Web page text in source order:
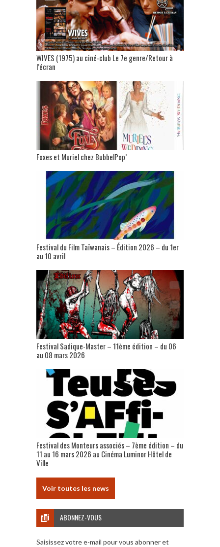
WIVES (1975) au ciné-club Le 7e genre/Retour à
l’écran
Foxes et Muriel chez BubbelPop’
Festival du Film Taïwanais – Édition 2026 – du 1er
au 10 avril
Festival Sadique-Master – 11ème édition – du 06
au 08 mars 2026
Festival des Monteurs associés – 7ème édition – du
11 au 16 mars 2026 au Cinéma Luminor Hôtel de
Ville
Voir toutes les news
ABONNEZ-VOUS
Saisissez votre e-mail pour vous abonner et